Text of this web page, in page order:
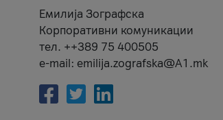
Емилија Зографска
Корпоративни комуникации
тел. ++389 75 400505
e-mail: emilija.zografska@A1.mk